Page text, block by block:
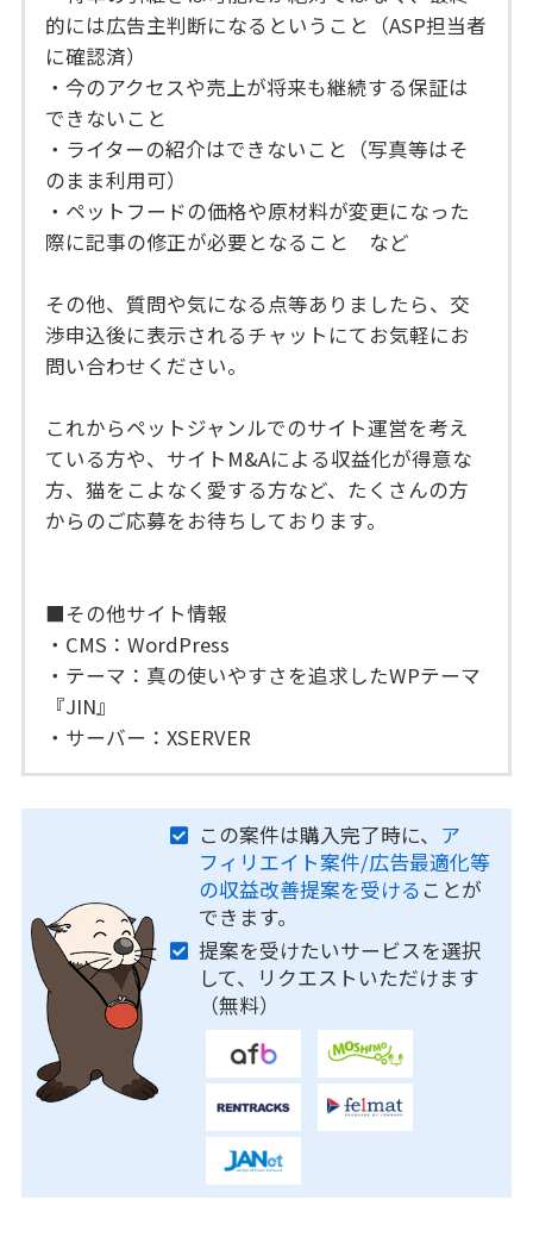
的には広告主判断になるということ（ASP担当者
に確認済）
・今のアクセスや売上が将来も継続する保証は
できないこと
・ライターの紹介はできないこと（写真等はそ
のまま利用可）
・ペットフードの価格や原材料が変更になった
際に記事の修正が必要となること など
その他、質問や気になる点等ありましたら、交
渉申込後に表示されるチャットにてお気軽にお
問い合わせください。
これからペットジャンルでのサイト運営を考え
ている方や、サイトM&Aによる収益化が得意な
方、猫をこよなく愛する方など、たくさんの方
からのご応募をお待ちしております。
■その他サイト情報
・CMS：WordPress
・テーマ：真の使いやすさを追求したWPテーマ
『JIN』
・サーバー：XSERVER
この案件は購入完了時に、 ア
フィリエイト案件/広告最適化等
の収益改善提案を受ける ことが
できます。
提案を受けたいサービスを選択
して、リクエストいただけます
（無料）